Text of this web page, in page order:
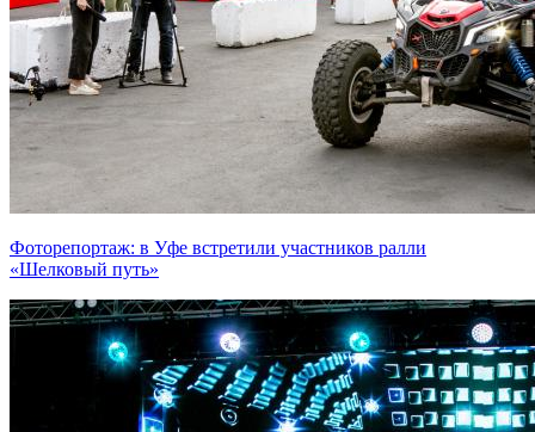
Фоторепортаж: в Уфе встретили участников ралли
«Шелковый путь»